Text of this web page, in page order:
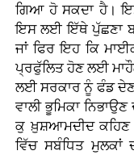
ਗਿਆ ਹੋ ਸਕਦਾ ਹੈ।
ਇਸ ਲਈ ਇੱਥੇ ਪੁੱਛਣਾ
ਜਾਂ ਫਿਰ ਇਹ ਕਿ
ਪ੍ਰਫੁੱਲਿਤ ਹੋਣ ਲਈ
ਲਈ ਸਰਕਾਰ ਨੂੰ ਫੰਡ ਦੇਣ
ਵਾਲੀ ਭੂਮਿਕਾ
ਕੁ ਖ਼ੁਸ਼ਆਮਦੀਦ ਕਹਿਣ
ਵਿੱਚ ਸਬੰਧਿਤ ਮੁਲਕਾਂ